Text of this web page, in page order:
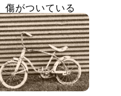
傷がついている